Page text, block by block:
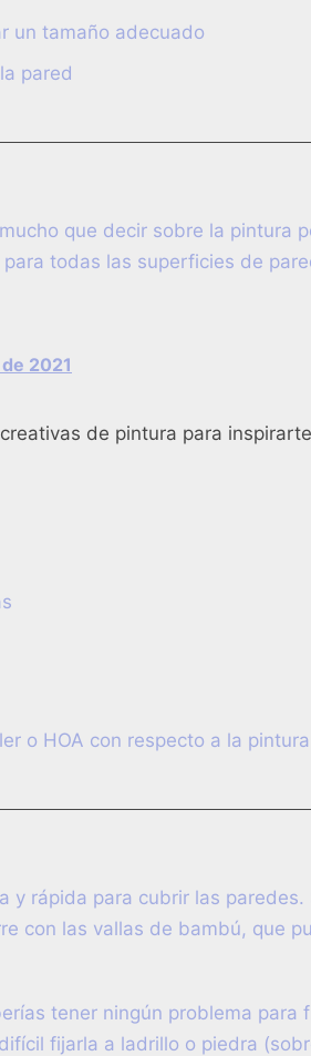
un tamaño adecuado
pared
que decir sobre la pintura
todas las superficies de
2021
de pintura para
o HOA con respecto a la pintura
y rápida para cubrir las paredes.
con las vallas de bambú, que
tener ningún problema para
fijarla a ladrillo o piedra